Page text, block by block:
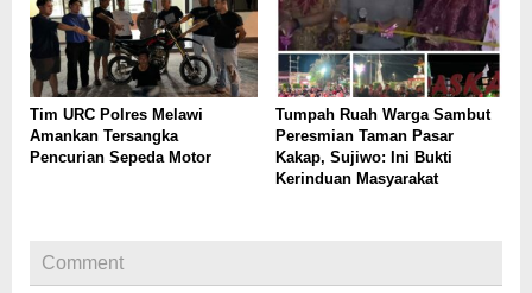
Tim URC Polres Melawi
Amankan Tersangka
Pencurian Sepeda Motor
Tumpah Ruah Warga Sambut
Peresmian Taman Pasar
Kakap, Sujiwo: Ini Bukti
Kerinduan Masyarakat
Comment